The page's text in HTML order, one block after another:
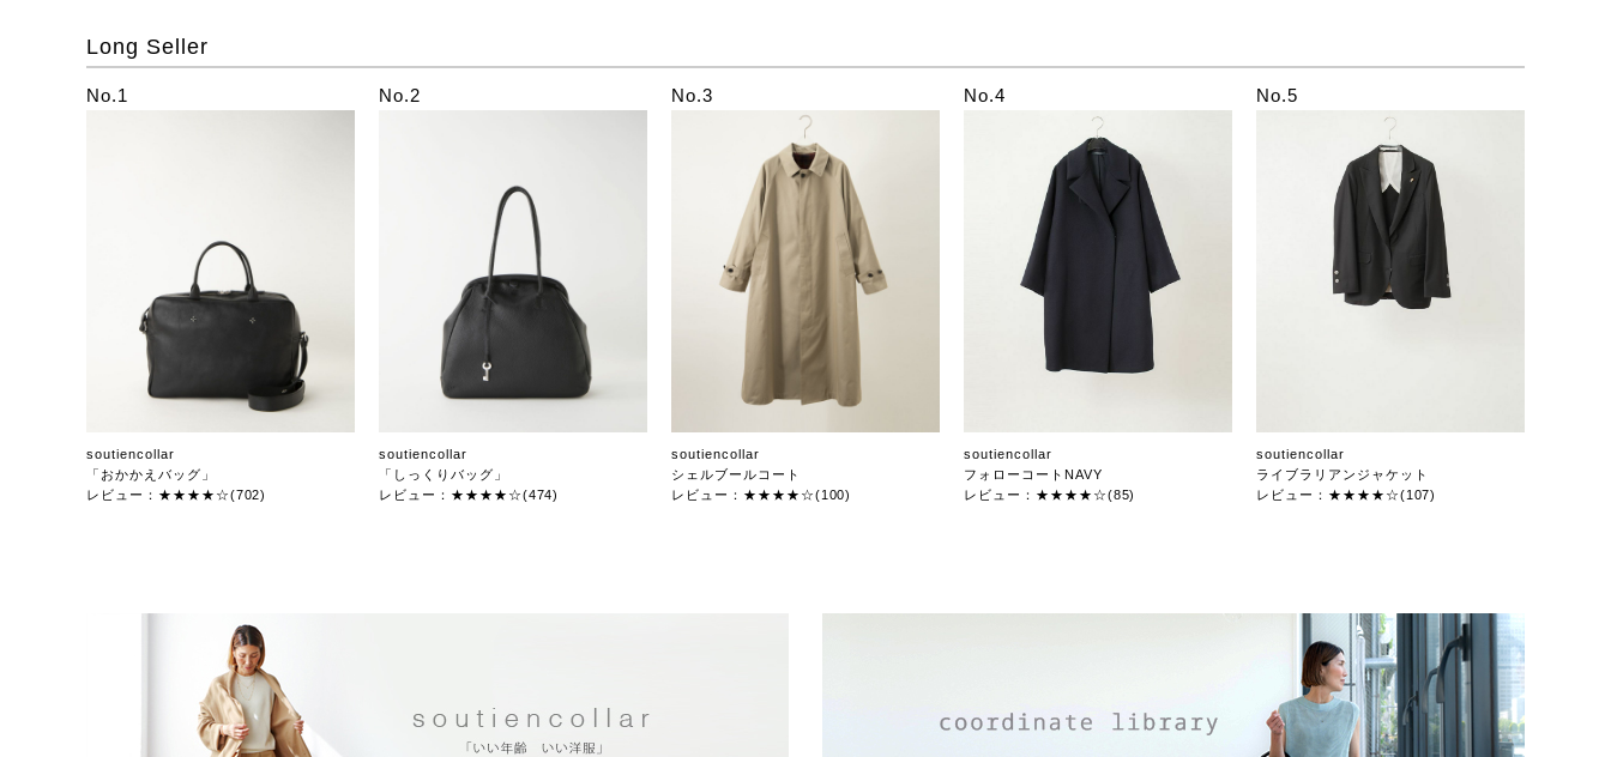
Long Seller
No.1
soutiencollar
「おかかえバッグ」
レビュー：★★★★☆(702)
No.2
soutiencollar
「しっくりバッグ」
レビュー：★★★★☆(474)
No.3
soutiencollar
シェルブールコート
レビュー：★★★★☆(100)
No.4
soutiencollar
フォローコートNAVY
レビュー：★★★★☆(85)
No.5
soutiencollar
ライブラリアンジャケット
レビュー：★★★★☆(107)